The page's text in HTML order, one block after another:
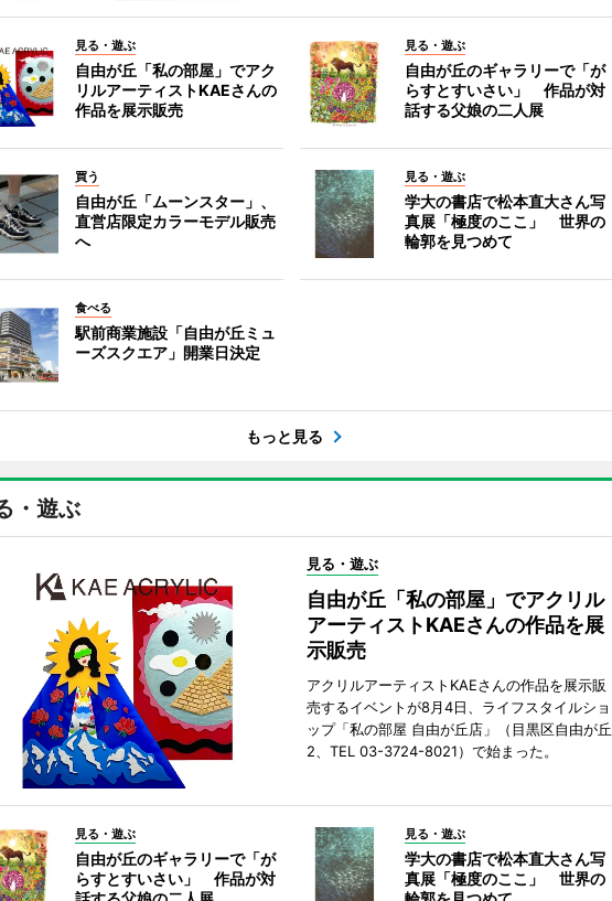
見る・遊ぶ
自由が丘「私の部屋」でアク
リルアーティストKAEさんの
作品を展示販売
見る・遊ぶ
自由が丘のギャラリーで「が
らすとすいさい」 作品が対
話する父娘の二人展
買う
自由が丘「ムーンスター」、
直営店限定カラーモデル販売
へ
見る・遊ぶ
学大の書店で松本直大さん写
真展「極度のここ」 世界の
輪郭を見つめて
食べる
駅前商業施設「自由が丘ミュ
ーズスクエア」開業日決定
もっと見る
・遊ぶ
見る・遊ぶ
自由が丘「私の部屋」でアクリル
アーティストKAEさんの作品を展
示販売
アクリルアーティストKAEさんの作品を展示販
売するイベントが8月4日、ライフスタイルショ
ップ「私の部屋 自由が丘店」（目黒区自由が丘
2、TEL 03-3724-8021）で始まった。
見る・遊ぶ
自由が丘のギャラリーで「が
らすとすいさい」 作品が対
見る・遊ぶ
学大の書店で松本直大さん写
真展「極度のここ」 世界の